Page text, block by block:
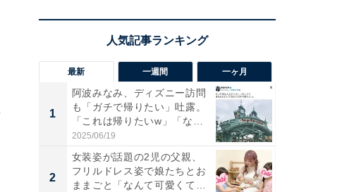
最新 一週間 一ヶ月
1
阿波みなみ、ディズニー訪問
も「ガチで帰りたい」吐露。
「これは帰りたいw」「なん
ち...
2025/06/19
2
女装姿が話題の2児の父親、
フリルドレス姿で娘たちとお
ままごと「なんて可愛くて平